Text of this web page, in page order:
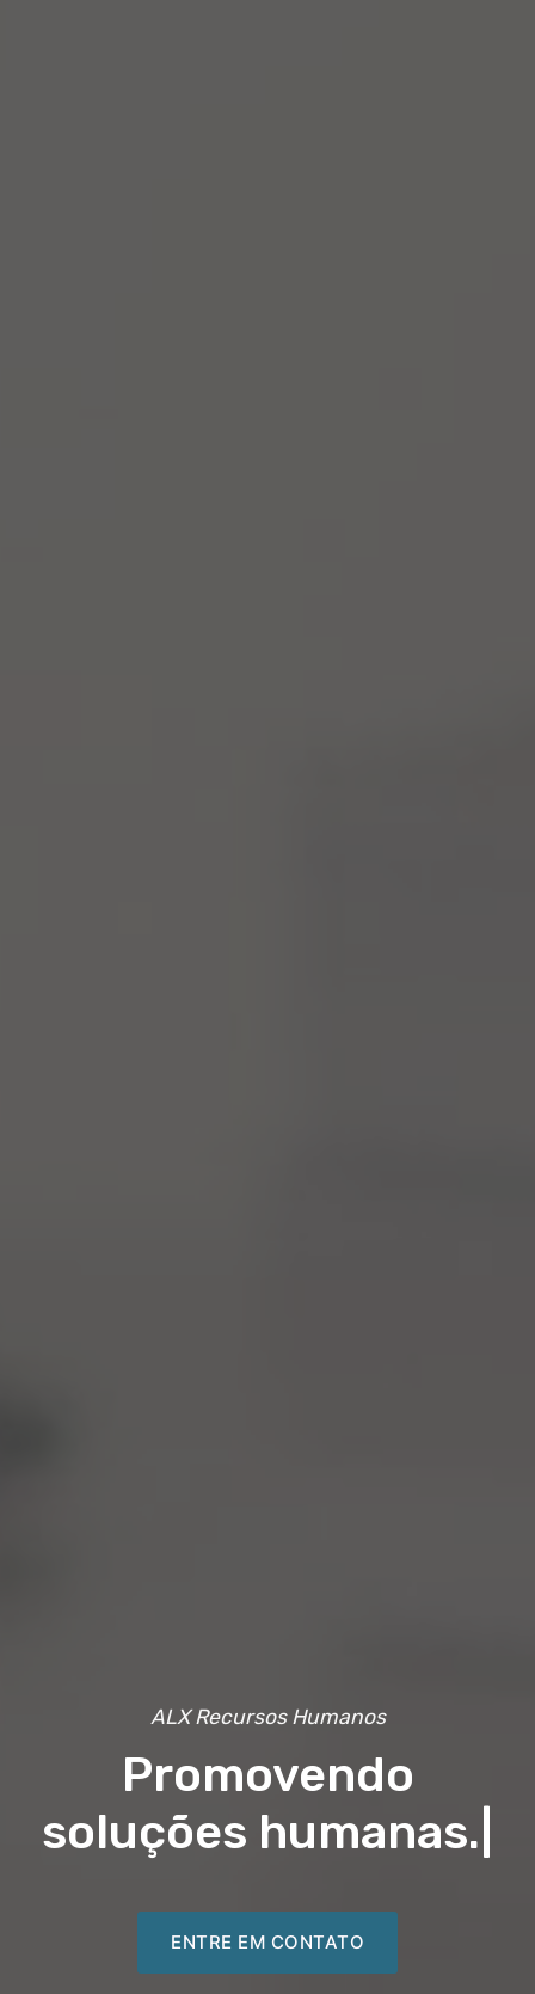
ALX Recursos Humanos
Promovendo
soluções humanas.
ENTRE EM CONTATO